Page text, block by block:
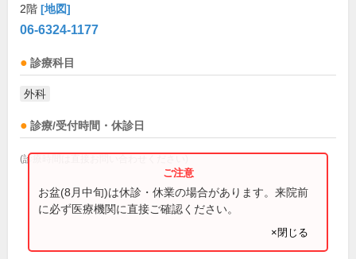
2階 [地図]
06-6324-1177
診療科目
外科
診療/受付時間・休診日
(診療時間は直接お問い合わせください)
お盆(8月中旬)は休診・休業の場合があります。来院前
に必ず医療機関に直接ご確認ください。
×閉じる